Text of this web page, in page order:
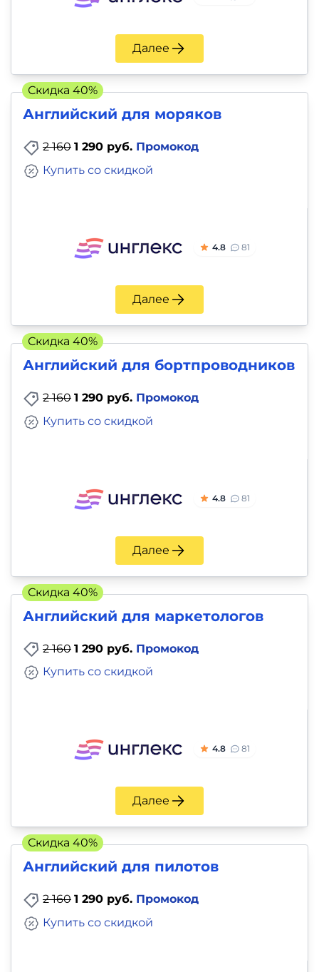
Далее
Английский для моряков
2 160 1 290 руб. Промокод
Купить со скидкой
4.8 81
Далее
Скидка 40%
Английский для бортпроводников
2 160 1 290 руб. Промокод
Купить со скидкой
4.8 81
Далее
Скидка 40%
Английский для маркетологов
2 160 1 290 руб. Промокод
Купить со скидкой
4.8 81
Далее
Скидка 40%
Английский для пилотов
2 160 1 290 руб. Промокод
Купить со скидкой
Скидка 40%